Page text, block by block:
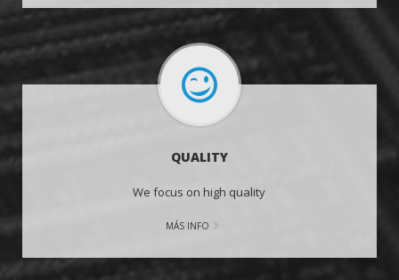
QUALITY
We focus on high quality
MÁS INFO